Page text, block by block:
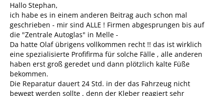
Hallo Stephan,
ich habe es in einem anderen Beitrag auch schon mal
geschrieben - mir sind ALLE ! Firmen abgesprungen bis auf
die "Zentrale Autoglas" in Melle -
Da hatte Olaf übrigens vollkommen recht !! das ist wirklich
eine spezialisierte Profifirma für solche Fälle , alle anderen
haben erst groß geredet und dann plötzlich kalte Füße
bekommen.
Die Reparatur dauert 24 Std. in der das Fahrzeug nicht
bewegt werden sollte , denn der Kleber reagiert sehr